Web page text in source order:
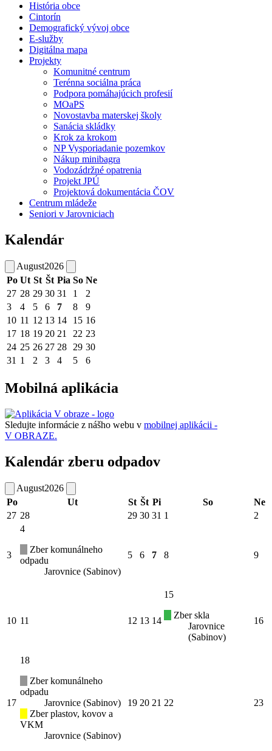
História obce
Cintorín
Demografický vývoj obce
E-služby
Digitálna mapa
Projekty
Komunitné centrum
Terénna sociálna práca
Podpora pomáhajúcich profesií
MOaPS
Novostavba materskej školy
Sanácia skládky
Krok za krokom
NP Vysporiadanie pozemkov
Nákup minibagra
Vodozádržné opatrenia
Projekt JPÚ
Projektová dokumentácia ČOV
Centrum mládeže
Seniori v Jarovniciach
Kalendár
August2026
Po Ut St Št Pia So Ne
27 28 29 30 31 1
2
3
4 5 6 7 8
9
10 11 12 13 14 15 16
17 18 19 20 21 22 23
24 25 26 27 28 29 30
31 1 2 3 4 5 6
Mobilná aplikácia
Sledujte informácie z nášho webu v mobilnej aplikácii -
V OBRAZE.
Kalendár zberu odpadov
August2026
Po
Ut St Št Pi So
Ne
27 28 29 30 31 1 2
3
4
Zber komunálneho
odpadu
Jarovnice (Sabinov)
5 6 7 8 9
10 11 12 13 14
15
Zber skla
Jarovnice
(Sabinov)
16
17
18
Zber komunálneho
odpadu
Jarovnice (Sabinov)
Zber plastov, kovov a
VKM
Jarovnice (Sabinov)
19 20 21 22 23